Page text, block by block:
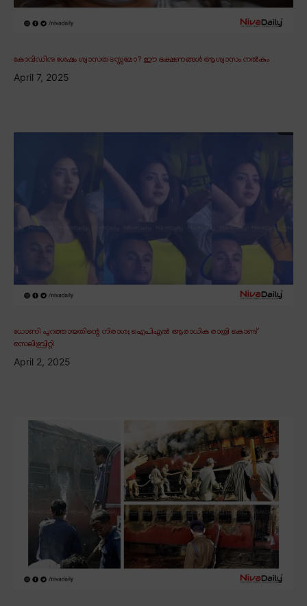
കോവിഡിനു ശേഷം ശ്വാസതടസ്സമോ? ഈ ഭക്ഷണങ്ങൾ ആശ്വാസം നൽകും
April 7, 2025
ധോണി പുറത്തായതിന്റെ നിരാശ; ഐപിഎൽ ആരാധിക രാത്രി കൊണ്ട്
സെലിബ്രിറ്റി
April 2, 2025